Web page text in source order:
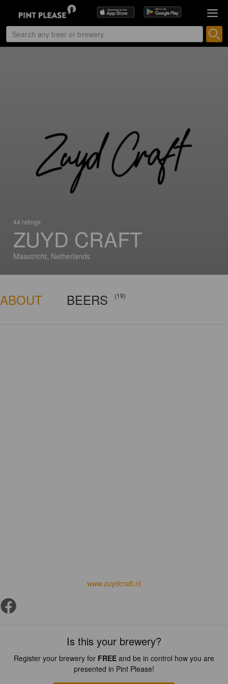
44 ratings
ZUYD CRAFT
Maastricht, Netherlands
ABOUT BEERS (19)
www.zuydcraft.nl
Is this your brewery?
Register your brewery for FREE and be in control how you are
presented in Pint Please!